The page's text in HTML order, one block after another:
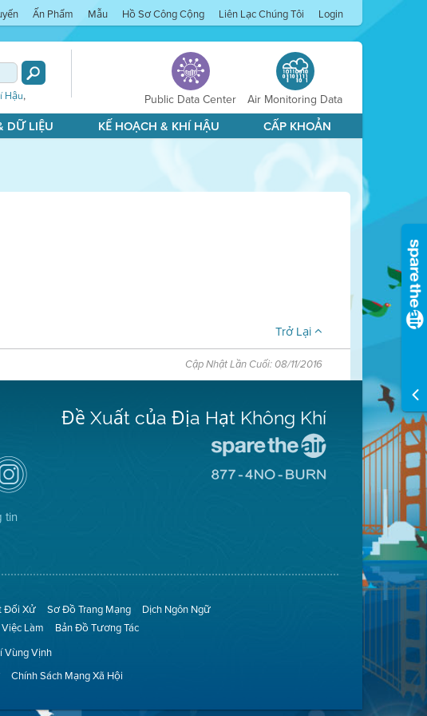
Ấn Phẩm Mẫu Hồ Sơ Công Cộng Liên Lạc Chúng Tôi Login
Hậu, Public Data Center Air Monitoring Data
DỮ LIỆU KẾ HOẠCH & KHÍ HẬU CẤP KHOẢN
Trở Lại
Cập Nhật Lần Cuối: 08/11/2016
Air
District
on
Instagram
tin
Đề Xuất của Địa Hạt Không Khí
Trang
Không
(Không
Đối Xử Sơ Đồ Trang Mạng
Dịch Ngôn Ngữ
Làm
Bản Đồ Tương Tác
Vùng Vịnh
Chính Sách Mạng Xã Hội